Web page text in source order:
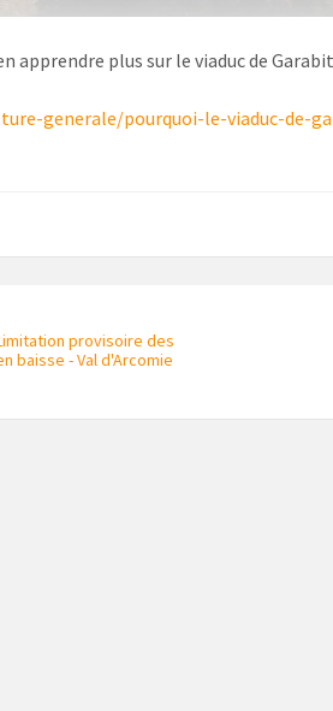
apprendre plus sur le viaduc de
generale/pourquoi-le-viaduc-de-
provisoire des
baisse - Val d'Arcomie